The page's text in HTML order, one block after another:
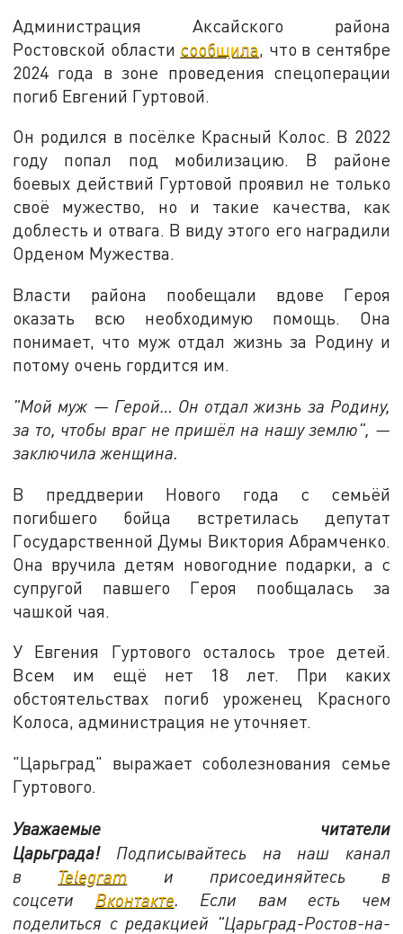
Администрация Аксайского района
Ростовской области сообщила, что в сентябре
2024 года в зоне проведения спецоперации
погиб Евгений Гуртовой.
Он родился в посёлке Красный Колос. В 2022
году попал под мобилизацию. В районе
боевых действий Гуртовой проявил не только
своё мужество, но и такие качества, как
доблесть и отвага. В виду этого его наградили
Орденом Мужества.
Власти района пообещали вдове Героя
оказать всю необходимую помощь. Она
понимает, что муж отдал жизнь за Родину и
потому очень гордится им.
"Мой муж — Герой… Он отдал жизнь за Родину,
за то, чтобы враг не пришёл на нашу землю", —
заключила женщина.
В преддверии Нового года с семьёй
погибшего бойца встретилась депутат
Государственной Думы Виктория Абрамченко.
Она вручила детям новогодние подарки, а с
супругой павшего Героя пообщалась за
чашкой чая.
У Евгения Гуртового осталось трое детей.
Всем им ещё нет 18 лет. При каких
обстоятельствах погиб уроженец Красного
Колоса, администрация не уточняет.
"Царьград" выражает соболезнования семье
Гуртового.
Уважаемые читатели
Царьграда! Подписывайтесь на наш канал
в Telegram и присоединяйтесь в
соцсети Вконтакте . Если вам есть чем
поделиться с редакцией "Царьград-Ростов-на-